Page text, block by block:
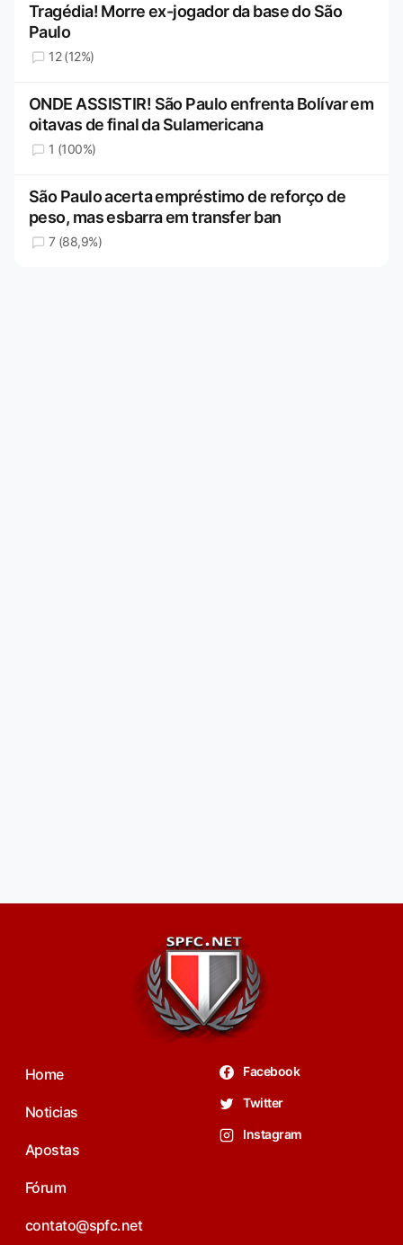
Tragédia! Morre ex-jogador da base do São
Paulo
12 (12%)
ONDE ASSISTIR! São Paulo enfrenta Bolívar em
oitavas de final da Sulamericana
1 (100%)
São Paulo acerta empréstimo de reforço de
peso, mas esbarra em transfer ban
7 (88,9%)
Home
Noticias
Apostas
Fórum
contato@spfc.net
Facebook
Twitter
Instagram